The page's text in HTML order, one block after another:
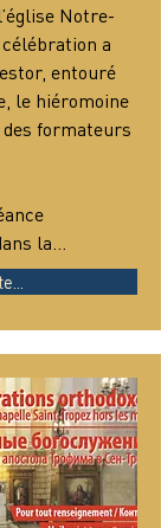
Notre-
a
entouré
le hiéromoine
des formateurs
la…